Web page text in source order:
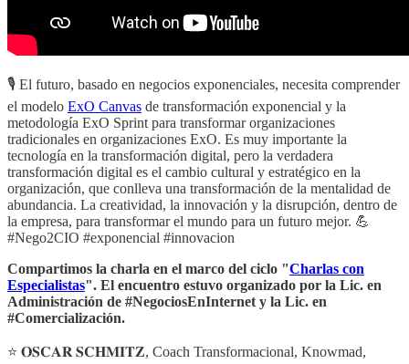
🎙️ El futuro, basado en negocios exponenciales, necesita comprender
el modelo ExO Canvas de transformación exponencial y la
metodología ExO Sprint para transformar organizaciones
tradicionales en organizaciones ExO. Es muy importante la
tecnología en la transformación digital, pero la verdadera
transformación digital es el cambio cultural y estratégico en la
organización, que conlleva una transformación de la mentalidad de
abundancia. La creatividad, la innovación y la disrupción, dentro de
la empresa, para transformar el mundo para un futuro mejor. 💪
#Nego2CIO #exponencial #innovacion
Compartimos la charla en el marco del ciclo "Charlas con
Especialistas". El encuentro estuvo organizado por la Lic. en
Administración de #NegociosEnInternet​ y la Lic. en
#Comercialización​.
⭐ 𝐎𝐒𝐂𝐀𝐑 𝐒𝐂𝐇𝐌𝐈𝐓𝐙, Coach Transformacional, Knowmad,